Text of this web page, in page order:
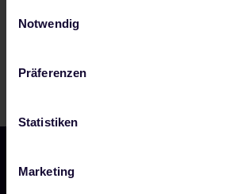
Notwendig
Präferenzen
Statistiken
Marketing